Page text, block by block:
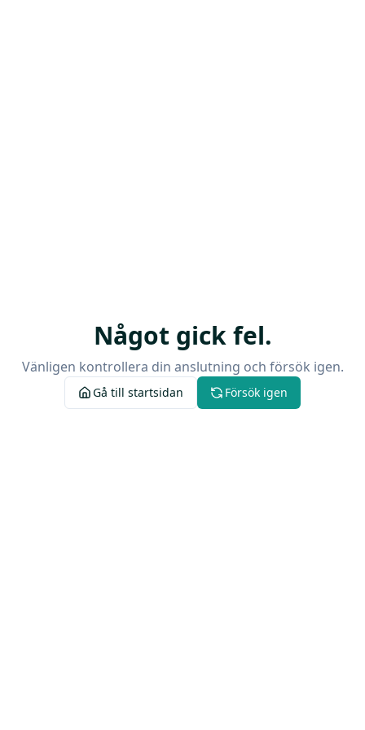
Något gick fel.
Vänligen kontrollera din anslutning och försök igen.
Gå till startsidan Försök igen